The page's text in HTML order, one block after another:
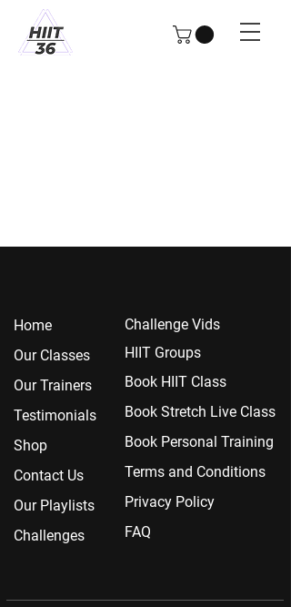
Home
Our Classes
Our Trainers
Testimonials
Shop
Contact Us
Our Playlists
Challenges
Chall enge Vids
HIIT Groups
Book HIIT Class
Book Stretch Live Class
Book Personal Training
Terms and Conditions
Privacy Policy
FAQ